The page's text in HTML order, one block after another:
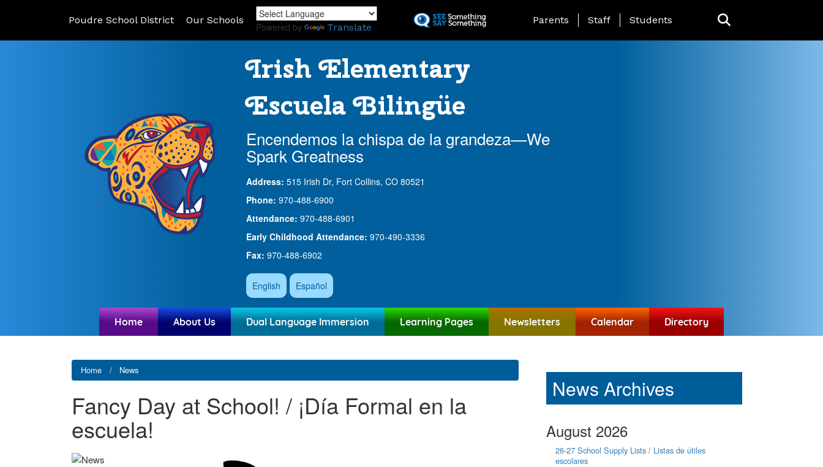
to
Poudre School District Our Schools
Powered by Translate
Landing Page Menu
Parents Staff Students
Irish Elementary
Escuela Bilingüe
Encendemos la chispa de la grandeza—We
Spark Greatness
Address: 515 Irish Dr, Fort Collins, CO 80521
Phone: 970-488-6900
Attendance: 970-488-6901
Early Childhood Attendance: 970-490-3336
Fax: 970-488-6902
English Español
Home About Us Dual Language Immersion Learning Pages Newsletters Calendar Directory
Home News
Fancy Day at School! / ¡Día Formal en la
escuela!
News Archives
August 2026
26-27 School Supply Lists / Listas de útiles
escolares